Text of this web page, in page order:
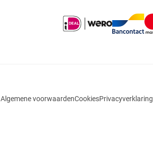
Algemene voorwaardenCookiesPrivacyverklaring